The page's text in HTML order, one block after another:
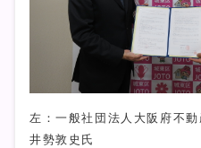
左：一般社団法人大阪府不
井勢敦史氏